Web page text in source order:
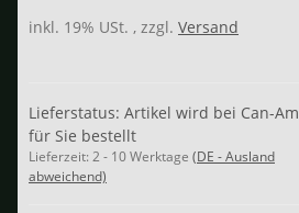
inkl. 19% USt. , zzgl. Versand
Lieferstatus: Artikel wird bei Can-Am
für Sie bestellt
Lieferzeit: 2 - 10 Werktage (DE - Ausland
abweichend)